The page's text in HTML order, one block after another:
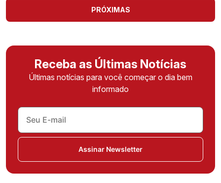
PRÓXIMAS
Receba as Últimas Notícias
Últimas notícias para você começar o dia bem
informado
Assinar Newsletter